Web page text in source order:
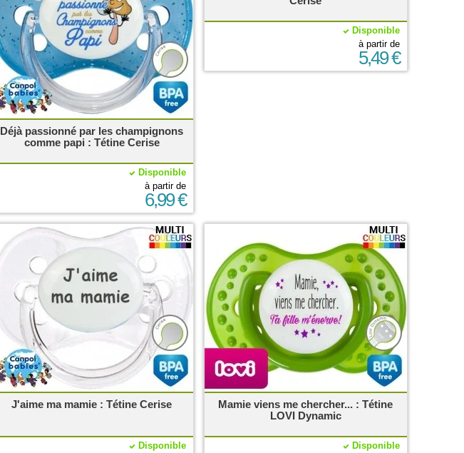
Déjà passionné par les champignons
comme papi : Tétine Cerise
Disponible
à partir de
6,99 €
Disponible
à partir de
5,49 €
J'aime ma mamie : Tétine Cerise
Disponible
Mamie viens me chercher... : Tétine
LOVI Dynamic
Disponible